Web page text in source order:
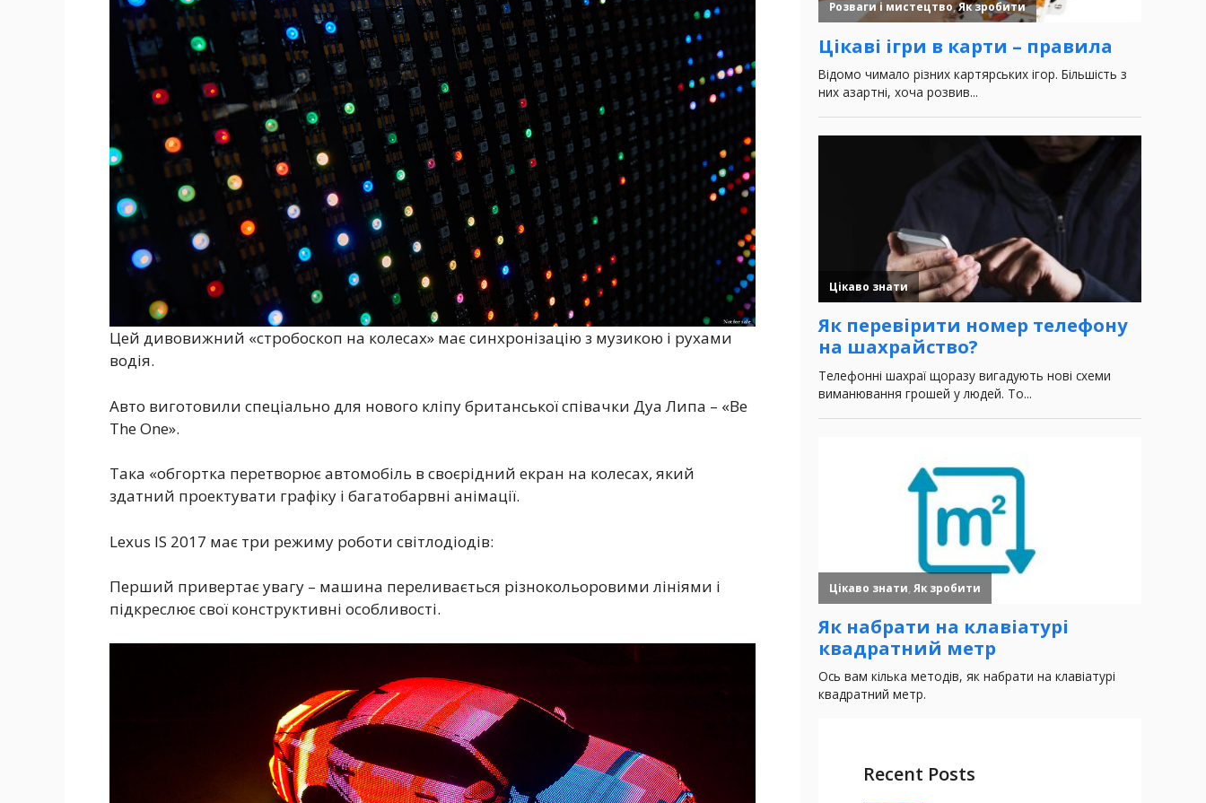
Цей дивовижний «стробоскоп на колесах» має синхронізацію з музикою і рухами
водія.
Авто виготовили спеціально для нового кліпу британської співачки Дуа Липа – «Be
The One».
Така «обгортка перетворює автомобіль в своєрідний екран на колесах, який
здатний проектувати графіку і багатобарвні анімації.
Lexus IS 2017 має три режиму роботи світлодіодів:
Перший привертає увагу – машина переливається різнокольоровими лініями і
підкреслює свої конструктивні особливості.
Recent Posts